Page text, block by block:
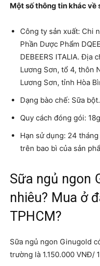
Một số thông tin khác về
Công ty sản xuất: Chi
Phần Dược Phẩm
DEBEERS ITALIA. Địa
Lương Sơn, tổ 4, thôn
Lương Sơn, tỉnh Hòa
Dạng bào chế: Sữa bột.
Quy cách đóng gói:
Hạn sử dụng: 24
trên bao bì của sản
Sữa ngủ ngon
nhiêu? Mua ở
TPHCM?
Sữa ngủ ngon Ginugold
trường là 1.150.000 VNĐ/